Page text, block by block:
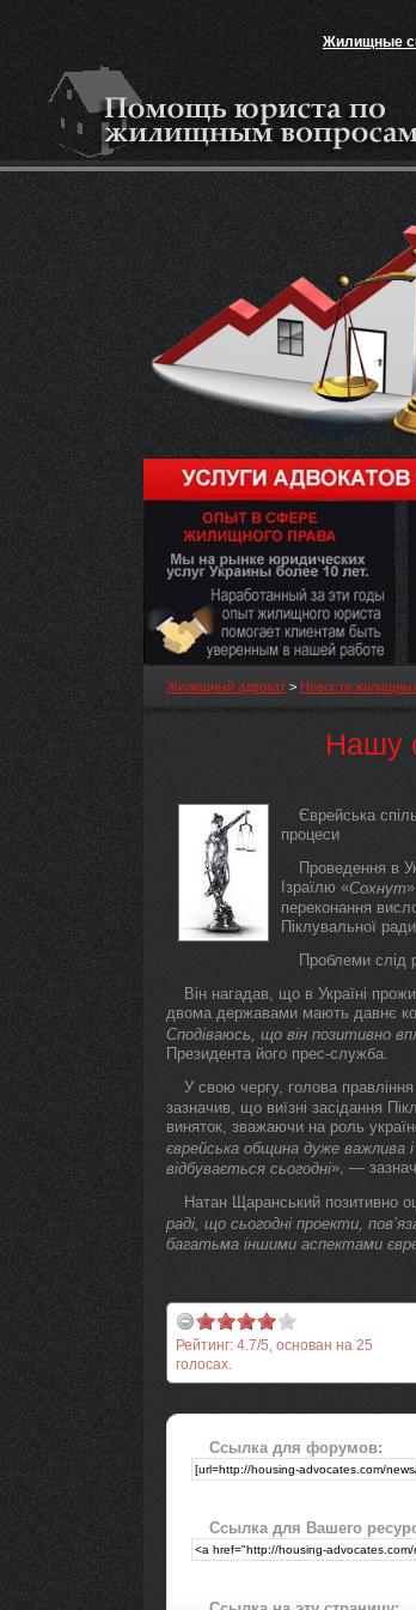
Жилищные
Жилищный адвокат > Новости
Нашу
Єврейська
процеси
Проведення в
Ізраїлю «Сохнут
переконання
Піклувальної ради
Проблеми слід
Він нагадав, що в Україні
двома державами мають давнє
Сподіваюсь, що він позитивно
Президента його прес-служба.
У свою чергу, голова
зазначив, що виїзні засідання
виняток, зважаючи на роль
єврейська община дуже важлива
відбувається сьогодні», —
Натан Щаранський позитивно
раді, що сьогодні проекти,
багатьма іншими аспектами
Рейтинг: 4.7/5, основан на 25
голосах.
Ссылка для форумов:
Ссылка для Вашего